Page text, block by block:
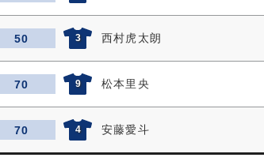
50 3 西村虎太朗
70 9 松本里央
70 4 安藤愛斗